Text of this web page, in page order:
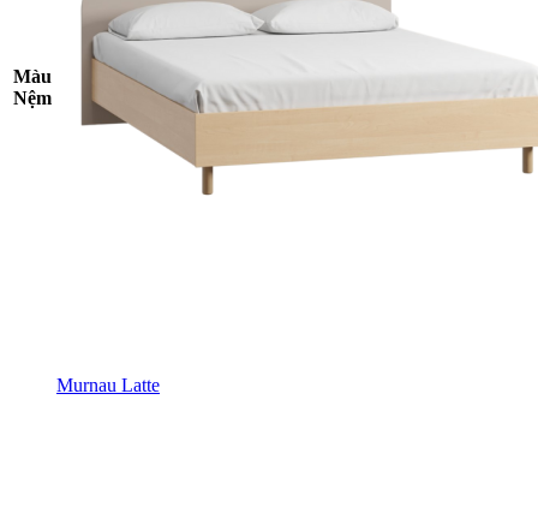
Màu
Nệm
Murnau Latte